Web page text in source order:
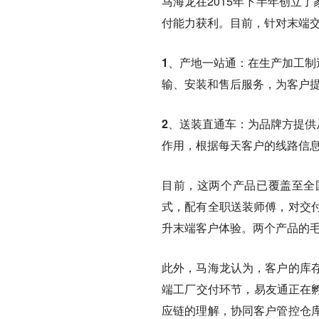
付能力获利。目前，针对末端
1、产地一站通：在生产加工
输、安装和售后服务，为客户
2、送装直通车： 为品牌方提
作用，根据每天客户的线路信
目前，这两个产品已覆盖至
式，配有全职送装师傅，对交
升末端客户体验。两个产品的
此外，马海龙认为，客户的库
端工厂交付环节，易友通正在
应链的理解，协同客户管控仓